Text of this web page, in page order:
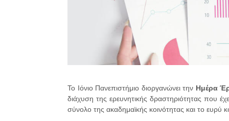
Το Ιόνιο Πανεπιστήμιο διοργανώνει την Ημέρα
διάχυση της ερευνητικής δραστηριότητας που
σύνολο της ακαδημαϊκής κοινότητας και το ευρύ